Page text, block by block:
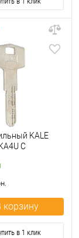
KALE
C
корзину
в 1 клик